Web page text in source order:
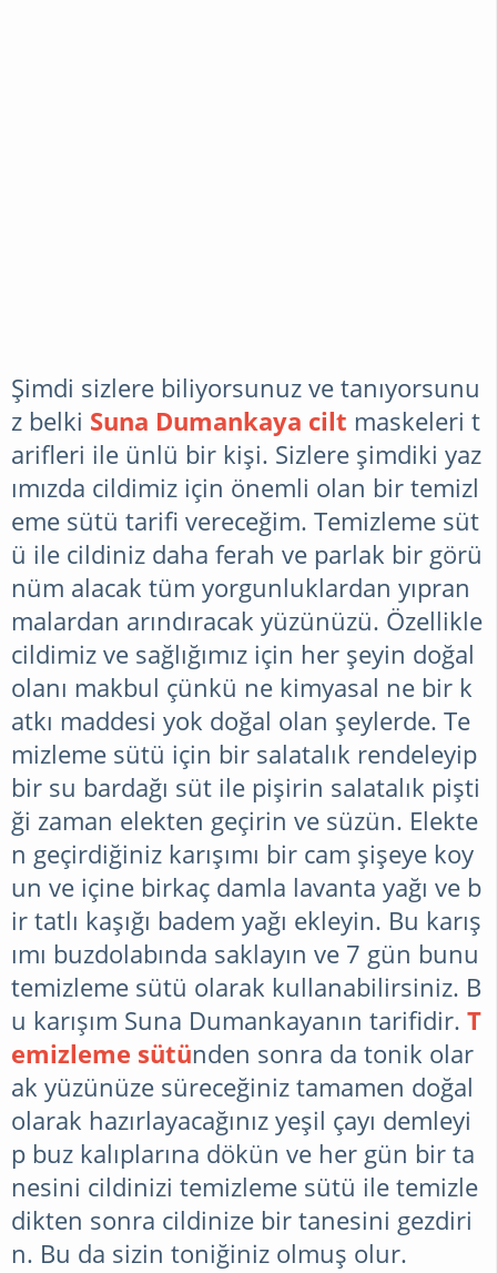
Şimdi sizlere biliyorsunuz ve tanıyorsunu
z belki Suna Dumankaya cilt maskeleri t
arifleri ile ünlü bir kişi. Sizlere şimdiki yaz
ımızda cildimiz için önemli olan bir temizl
eme sütü tarifi vereceğim. Temizleme süt
ü ile cildiniz daha ferah ve parlak bir görü
nüm alacak tüm yorgunluklardan yıpran
malardan arındıracak yüzünüzü. Özellikle
cildimiz ve sağlığımız için her şeyin doğal
olanı makbul çünkü ne kimyasal ne bir k
atkı maddesi yok doğal olan şeylerde. Te
mizleme sütü için bir salatalık rendeleyip
bir su bardağı süt ile pişirin salatalık pişti
ği zaman elekten geçirin ve süzün. Elekte
n geçirdiğiniz karışımı bir cam şişeye koy
un ve içine birkaç damla lavanta yağı ve b
ir tatlı kaşığı badem yağı ekleyin. Bu karış
ımı buzdolabında saklayın ve 7 gün bunu
temizleme sütü olarak kullanabilirsiniz. B
u karışım Suna Dumankayanın tarifidir. T
emizleme sütünden sonra da tonik olar
ak yüzünüze süreceğiniz tamamen doğal
olarak hazırlayacağınız yeşil çayı demleyi
p buz kalıplarına dökün ve her gün bir ta
nesini cildinizi temizleme sütü ile temizle
dikten sonra cildinize bir tanesini gezdiri
n. Bu da sizin toniğiniz olmuş olur.